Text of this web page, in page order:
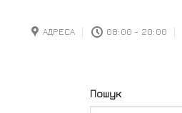
АДРЕСА 08:00 - 20:00
Пошук